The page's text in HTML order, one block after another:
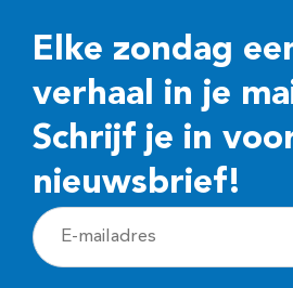
Elke zondag
verhaal in je
Schrijf je in
nieuwsbrief!
E
-